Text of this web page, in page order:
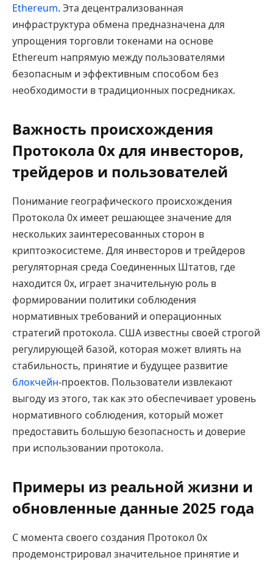
Ethereum. Эта децентрализованная
инфраструктура обмена предназначена для
упрощения торговли токенами на основе
Ethereum напрямую между пользователями
безопасным и эффективным способом без
необходимости в традиционных посредниках.
Важность происхождения
Протокола 0x для инвесторов,
трейдеров и пользователей
Понимание географического происхождения
Протокола 0x имеет решающее значение для
нескольких заинтересованных сторон в
криптоэкосистеме. Для инвесторов и трейдеров
регуляторная среда Соединенных Штатов, где
находится 0x, играет значительную роль в
формировании политики соблюдения
нормативных требований и операционных
стратегий протокола. США известны своей строгой
регулирующей базой, которая может влиять на
стабильность, принятие и будущее развитие
блокчейн-проектов. Пользователи извлекают
выгоду из этого, так как это обеспечивает уровень
нормативного соблюдения, который может
предоставить большую безопасность и доверие
при использовании протокола.
Примеры из реальной жизни и
обновленные данные 2025 года
С момента своего создания Протокол 0x
продемонстрировал значительное принятие и